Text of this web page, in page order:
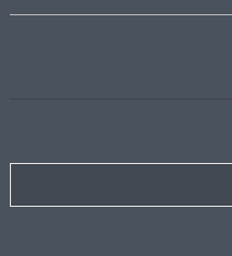
اتحاد الكرة يطلب استضافة أمم إفريقيا تحت 23 عامًا
08 أغسطس
على مسار آمن